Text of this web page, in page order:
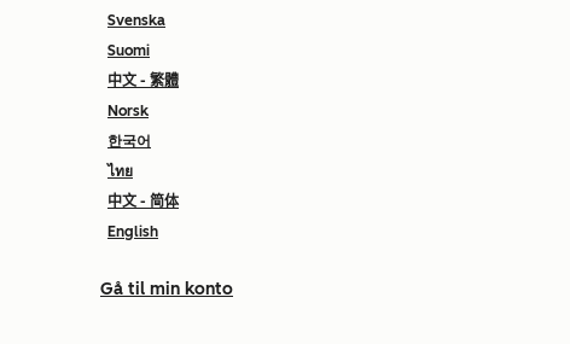
Svenska
Suomi
中文 - 繁體
Norsk
한국어
ไทย
中文 - 简体
English
Gå til min konto